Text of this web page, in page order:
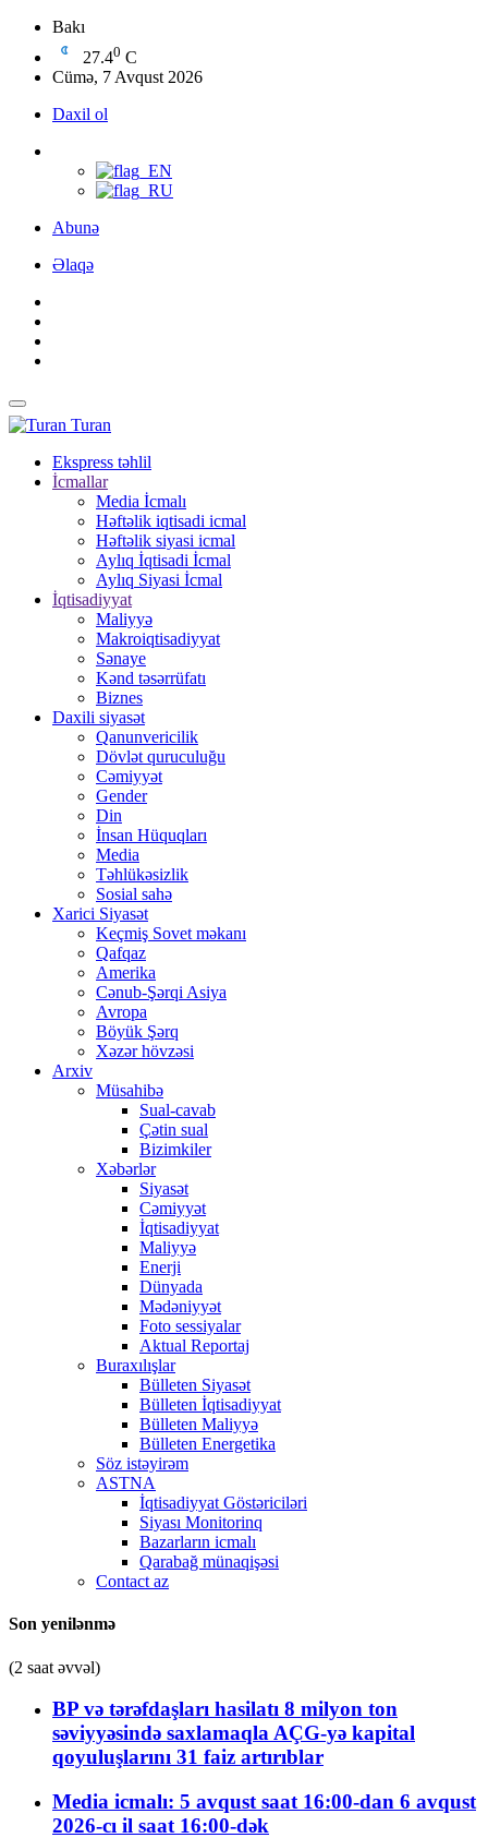
Bakı
27.40 C
Cümə, 7 Avqust 2026
Daxil ol
Abunə
Əlaqə
Turan
Ekspress təhlil
İcmallar
Media İcmalı
Həftəlik iqtisadi icmal
Həftəlik siyasi icmal
Aylıq İqtisadi İcmal
Aylıq Siyasi İcmal
İqtisadiyyat
Maliyyə
Makroiqtisadiyyat
Sənaye
Kənd təsərrüfatı
Biznes
Daxili siyasət
Qanunvericilik
Dövlət quruculuğu
Cəmiyyət
Gender
Din
İnsan Hüquqları
Media
Təhlükəsizlik
Sosial sahə
Xarici Siyasət
Keçmiş Sovet məkanı
Qafqaz
Amerika
Cənub-Şərqi Asiya
Avropa
Böyük Şərq
Xəzər hövzəsi
Arxiv
Müsahibə
Sual-cavab
Çətin sual
Bizimkiler
Xəbərlər
Siyasət
Cəmiyyət
İqtisadiyyat
Maliyyə
Enerji
Dünyada
Mədəniyyət
Foto sessiyalar
Aktual Reportaj
Buraxılışlar
Bülleten Siyasət
Bülleten İqtisadiyyat
Bülleten Maliyyə
Bülleten Energetika
Söz istəyirəm
ASTNA
İqtisadiyyat Göstəriciləri
Siyası Monitorinq
Bazarların icmalı
Qarabağ münaqişəsi
Contact az
Son yenilənmə
(2 saat əvvəl)
BP və tərəfdaşları hasilatı 8 milyon ton
səviyyəsində saxlamaqla AÇG-yə kapital
qoyuluşlarını 31 faiz artırıblar
Media icmalı: 5 avqust saat 16:00-dan 6 avqust
2026-cı il saat 16:00-dək